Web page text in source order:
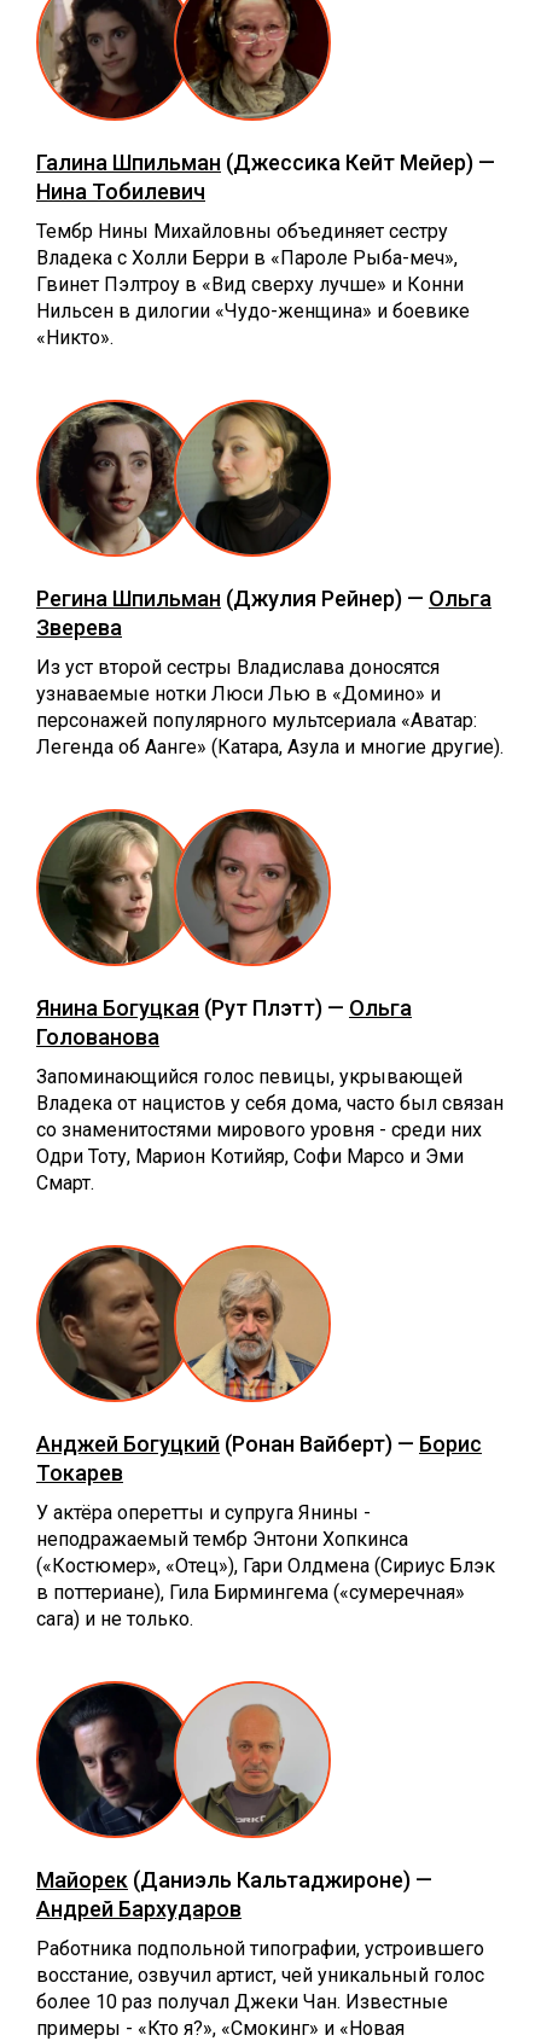
Галина Шпильман (Джессика Кейт Мейер) —
Нина Тобилевич
Тембр Нины Михайловны объединяет сестру
Владека с Холли Берри в «Пароле Рыба-меч»,
Гвинет Пэлтроу в «Вид сверху лучше» и Конни
Нильсен в дилогии «Чудо-женщина» и боевике
«Никто».
Регина Шпильман (Джулия Рейнер) — Ольга
Зверева
Из уст второй сестры Владислава доносятся
узнаваемые нотки Люси Лью в «Домино» и
персонажей популярного мультсериала «Аватар:
Легенда об Аанге» (Катара, Азула и многие другие).
Янина Богуцкая (Рут Плэтт) — Ольга
Голованова
Запоминающийся голос певицы, укрывающей
Владека от нацистов у себя дома, часто был связан
со знаменитостями мирового уровня - среди них
Одри Тоту, Марион Котийяр, Софи Марсо и Эми
Смарт.
Анджей Богуцкий (Ронан Вайберт) — Борис
Токарев
У актёра оперетты и супруга Янины -
неподражаемый тембр Энтони Хопкинса
(«Костюмер», «Отец»), Гари Олдмена (Сириус Блэк
в поттериане), Гила Бирмингема («сумеречная»
сага) и не только.
Майорек (Даниэль Кальтаджироне) —
Андрей Бархударов
Работника подпольной типографии, устроившего
восстание, озвучил артист, чей уникальный голос
более 10 раз получал Джеки Чан. Известные
примеры - «Кто я?», «Смокинг» и «Новая